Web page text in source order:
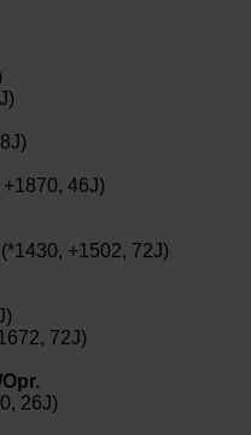
46J)
+1502, 72J)
72J)
26J)